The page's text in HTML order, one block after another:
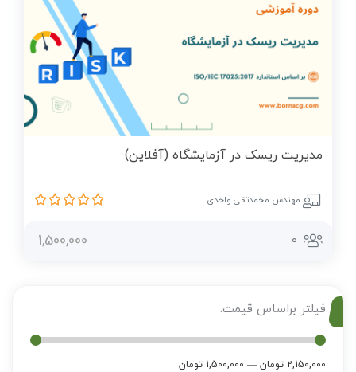
مديريت ريسک در آزمايشگاه (آفلاین)
مهندس محمدتقی واحدی
0
1,500,000
فیلتر براساس قیمت:
2,150,000 تومان — 1,500,000 تومان